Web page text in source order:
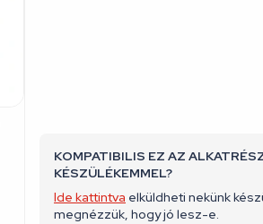
KOMPATIBILIS EZ AZ
KÉSZÜLÉKEMMEL?
Ide kattintva elküldheti nekünk
megnézzük, hogy jó lesz-e.